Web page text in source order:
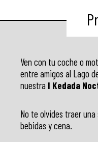
Ven con tu coche o
entre amigos al Lago
nuestra I Kedada
No te olvides traer
bebidas y cena.